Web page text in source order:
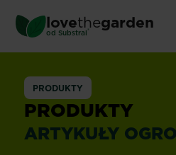
main
content
lovethegarden
od Substral ®
PRODUKTY
PRODUKTY
ARTYKUŁY